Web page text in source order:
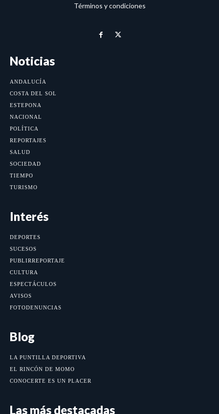
Términos y condiciones
Noticias
ANDALUCÍA
COSTA DEL SOL
ESTEPONA
NACIONAL
POLÍTICA
REPORTAJES
SALUD
SOCIEDAD
TIEMPO
TURISMO
Interés
DEPORTES
SUCESOS
PUBLIRREPORTAJE
CULTURA
ESPECTÁCULOS
AVISOS
FOTODENUNCIAS
Blog
LA PUNTILLA DEPORTIVA
EL RINCÓN DE MOMO
CONOCERTE ES UN PLACER
Las más destacadas